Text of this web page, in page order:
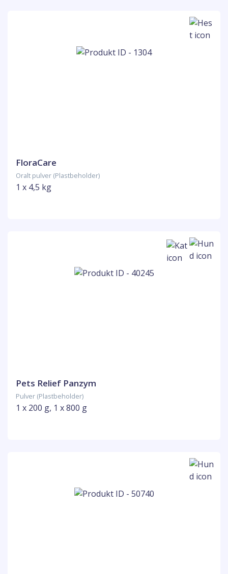
FloraCare
Oralt pulver (Plastbeholder)
1 x 4,5 kg
Pets Relief Panzym
Pulver (Plastbeholder)
1 x 200 g, 1 x 800 g